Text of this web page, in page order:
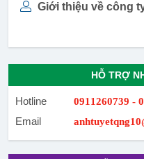
Giới thiệu về công
HỖ TRỢ
Hotline 0911260739 -
Email